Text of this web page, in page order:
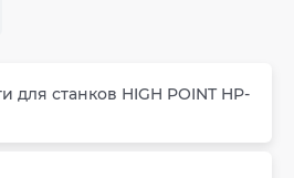
для станков HIGH POINT HP-